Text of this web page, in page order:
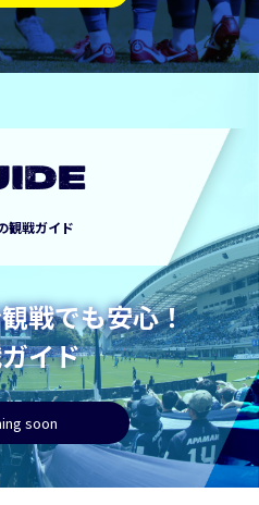
観戦ガイド
戦でも安心！
イド
soon